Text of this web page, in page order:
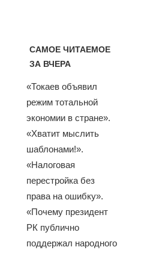
САМОЕ ЧИТАЕМОЕ
ЗА ВЧЕРА
«Токаев объявил
режим тотальной
экономии в стране».
«Хватит мыслить
шаблонами!».
«Налоговая
перестройка без
права на ошибку».
«Почему президент
РК публично
поддержал народного